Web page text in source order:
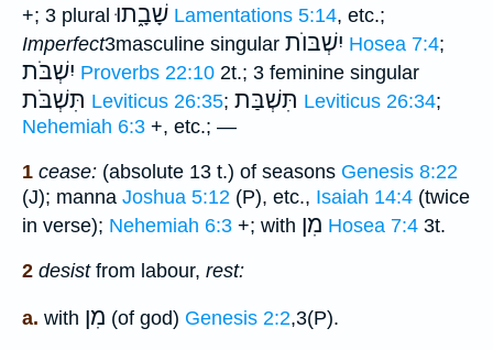
+; 3 pluralשָׁבָ֑תוּ Lamentations 5:14, etc.;
Imperfect3masculine singular יִשְׁבּוֺת Hosea 7:4;
יִשְׁבֹּת Proverbs 22:10 2t.; 3 feminine singular
תִּשְׁבֹּת Leviticus 26:35; תִּשְׁבַּת Leviticus 26:34;
Nehemiah 6:3 +, etc.; —
1 cease: (absolute 13 t.) of seasons Genesis 8:22
(J); manna Joshua 5:12 (P), etc., Isaiah 14:4 (twice
in verse); Nehemiah 6:3 +; with מִן Hosea 7:4 3t.
2 desistfrom labour, rest:
a. with מִן (of god) Genesis 2:2,3(P).